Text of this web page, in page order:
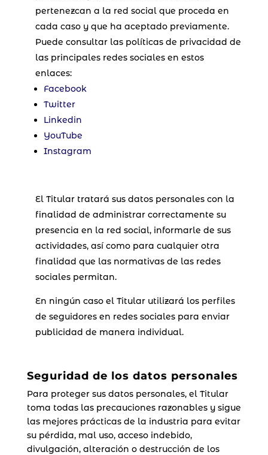
pertenezcan a la red social que proceda en
cada caso y que ha aceptado previamente.
Puede consultar las políticas de privacidad de
las principales redes sociales en estos
enlaces:
Facebook
Twitter
Linkedin
YouTube
Instagram
El Titular tratará sus datos personales con la
finalidad de administrar correctamente su
presencia en la red social, informarle de sus
actividades, así como para cualquier otra
finalidad que las normativas de las redes
sociales permitan.
En ningún caso el Titular utilizará los perfiles
de seguidores en redes sociales para enviar
publicidad de manera individual.
Seguridad de los datos personales
Para proteger sus datos personales, el Titular
toma todas las precauciones razonables y sigue
las mejores prácticas de la industria para evitar
su pérdida, mal uso, acceso indebido,
divulgación, alteración o destrucción de los